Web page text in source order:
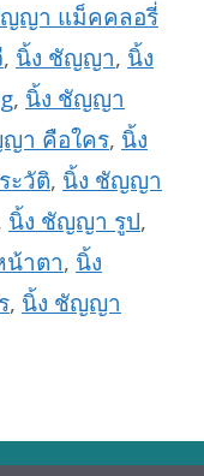
ญา แม็คคลอรี่
, นิ้ง ชัญญา, นิ้ง
, นิ้ง ชัญญา
า คือใคร, นิ้ง
ะวัติ, นิ้ง ชัญญา
นิ้ง ชัญญา รูป,
าตา, นิ้ง
, นิ้ง ชัญญา